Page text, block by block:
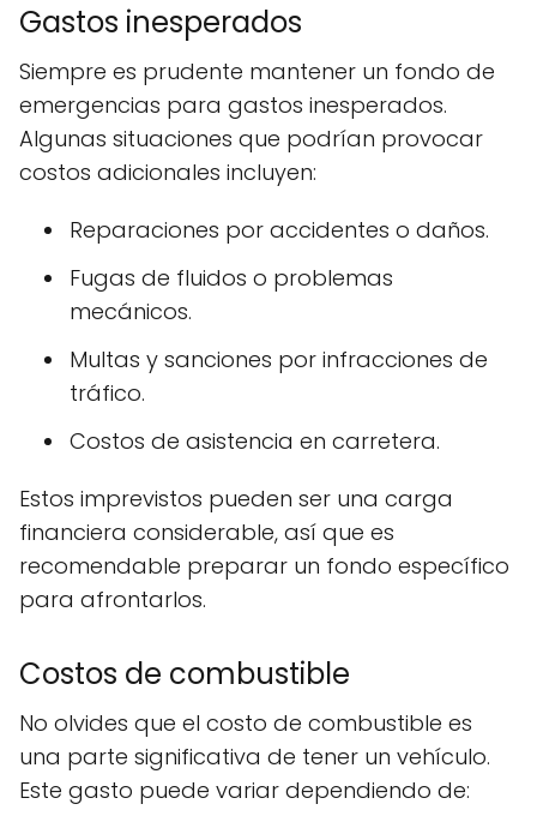
Gastos inesperados
Siempre es prudente mantener un fondo de
emergencias para gastos inesperados.
Algunas situaciones que podrían provocar
costos adicionales incluyen:
Reparaciones por accidentes o daños.
Fugas de fluidos o problemas
mecánicos.
Multas y sanciones por infracciones de
tráfico.
Costos de asistencia en carretera.
Estos imprevistos pueden ser una carga
financiera considerable, así que es
recomendable preparar un fondo específico
para afrontarlos.
Costos de combustible
No olvides que el costo de combustible es
una parte significativa de tener un vehículo.
Este gasto puede variar dependiendo de: